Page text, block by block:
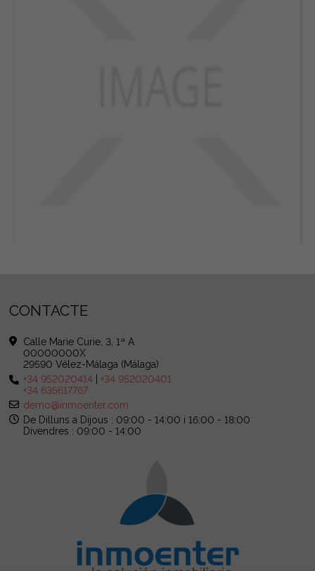
CONTACTE
Calle Marie Curie, 3, 1ª A
00000000X
29590 Vélez-Málaga (Málaga)
+34 952020414 |+34 952020401
+34 635617767
demo@inmoenter.com
De Dilluns a Dijous : 09:00 - 14:00 i 16:00 - 18:00
Divendres : 09:00 - 14:00